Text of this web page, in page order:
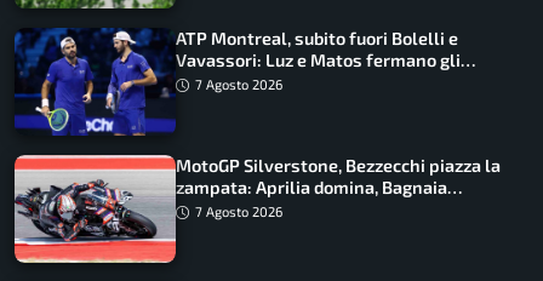
ATP Montreal, subito fuori Bolelli e
Vavassori: Luz e Matos fermano gli
azzurri
7 Agosto 2026
MotoGP Silverstone, Bezzecchi piazza la
zampata: Aprilia domina, Bagnaia
costretto al Q1
7 Agosto 2026